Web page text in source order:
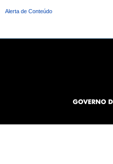
Alerta de Conteúdo